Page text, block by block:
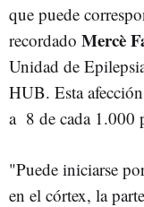
que puede
recordado Mercè
Unidad de
HUB. Esta
a 8 de cada 1.000
"Puede iniciarse
en el córtex, la